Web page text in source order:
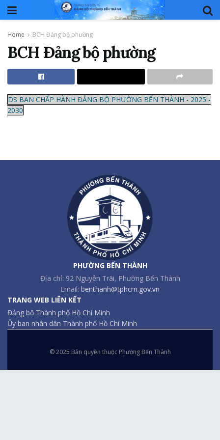
Home BCH Đảng bộ phường
BCH Đảng bộ phường
DS BAN CHẤP HÀNH ĐẢNG BỘ PHƯỜNG BẾN THÀNH - 2025 -
2030
PHƯỜNG BẾN THÀNH
Địa chỉ: 92 Nguyễn Trãi, Phường Bến Thành
Email: benthanh@tphcm.gov.vn
TRANG WEB LIÊN KẾT
Đảng bộ Thành phố Hồ Chí Minh
Ủy ban nhân dân Thành phố Hồ Chí Minh
© 2025 Bản quyền thuộc Phường Bến Thành